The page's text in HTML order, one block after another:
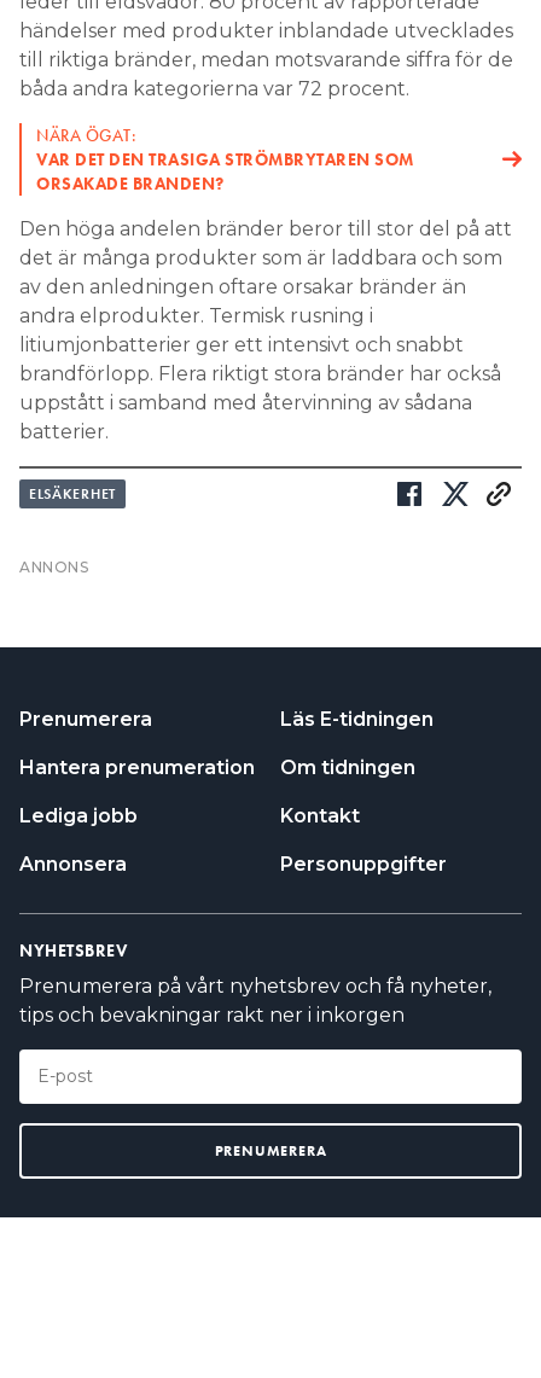
NÄRA ÖGAT:
VAR DET DEN TRASIGA STRÖMBRYTAREN SOM
ORSAKADE BRANDEN?
Den höga andelen bränder beror till stor del på att
det är många produkter som är laddbara och som
av den anledningen oftare orsakar bränder än
andra elprodukter. Termisk rusning i
litiumjonbatterier ger ett intensivt och snabbt
brandförlopp. Flera riktigt stora bränder har också
uppstått i samband med återvinning av sådana
batterier.
ELSÄKERHET
Prenumerera
Hantera prenumeration
Prenumerera på vårt nyhetsbrev och få nyheter,
tips och bevakningar rakt ner i inkorgen